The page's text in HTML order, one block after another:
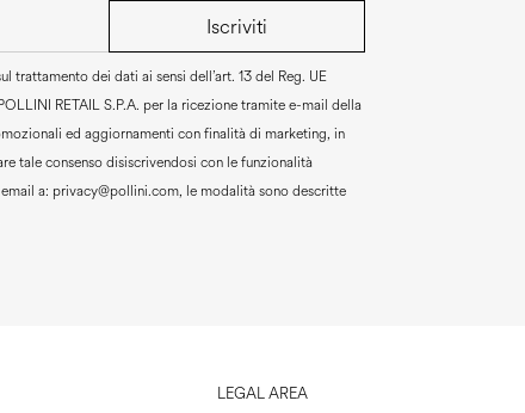
Iscriviti
trattamento dei dati ai sensi dell’art. 13 del Reg. UE
RETAIL S.P.A. per la ricezione tramite e-mail della
ed aggiornamenti con finalità di marketing, in
tale consenso disiscrivendosi con le funzionalità
a: privacy@pollini.com, le modalità sono descritte
LEGAL AREA